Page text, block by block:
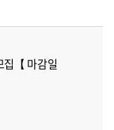
집【 마감일